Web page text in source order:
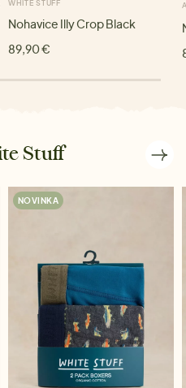
WHITE STUFF
Nohavice Illy Crop Black
89,90 €
Stuff
NOVINKA